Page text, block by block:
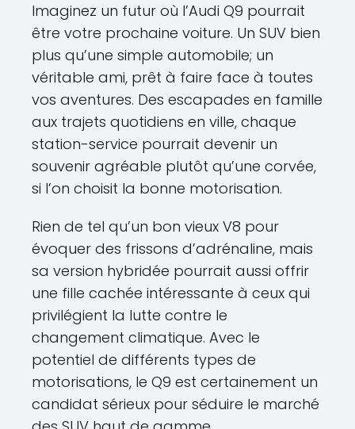
Imaginez un futur où l’Audi Q9 pourrait
être votre prochaine voiture. Un SUV bien
plus qu’une simple automobile; un
véritable ami, prêt à faire face à toutes
vos aventures. Des escapades en famille
aux trajets quotidiens en ville, chaque
station-service pourrait devenir un
souvenir agréable plutôt qu’une corvée,
si l’on choisit la bonne motorisation.
Rien de tel qu’un bon vieux V8 pour
évoquer des frissons d’adrénaline, mais
sa version hybridée pourrait aussi offrir
une fille cachée intéressante à ceux qui
privilégient la lutte contre le
changement climatique. Avec le
potentiel de différents types de
motorisations, le Q9 est certainement un
candidat sérieux pour séduire le marché